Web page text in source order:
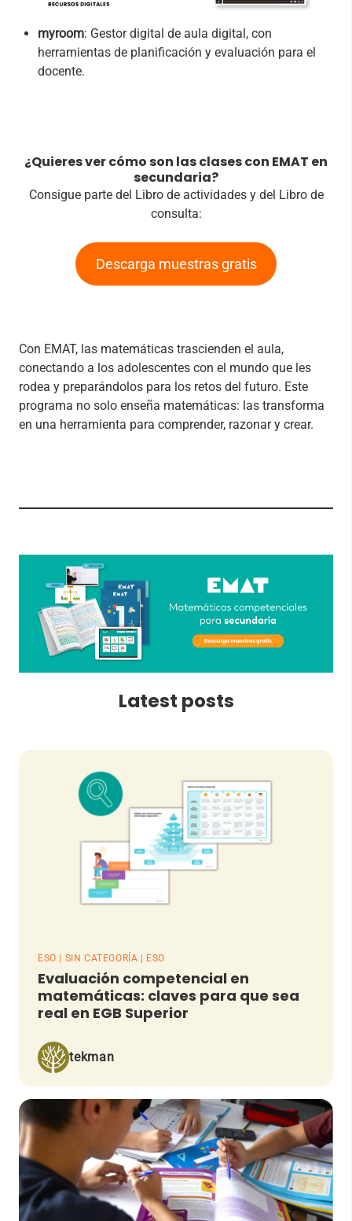
myroom: Gestor digital de aula digital, con
herramientas de planificación y evaluación para el
docente.
¿Quieres ver cómo son las clases con EMAT en
secundaria?
Consigue parte del Libro de actividades y del Libro de
consulta:
Descarga muestras gratis
Con EMAT, las matemáticas trascienden el aula,
conectando a los adolescentes con el mundo que les
rodea y preparándolos para los retos del futuro. Este
programa no solo enseña matemáticas: las transforma
en una herramienta para comprender, razonar y crear.
Latest posts
ESO | SIN CATEGORÍA | ESO
Evaluación competencial en
matemáticas: claves para que sea
real en EGB Superior
tekman